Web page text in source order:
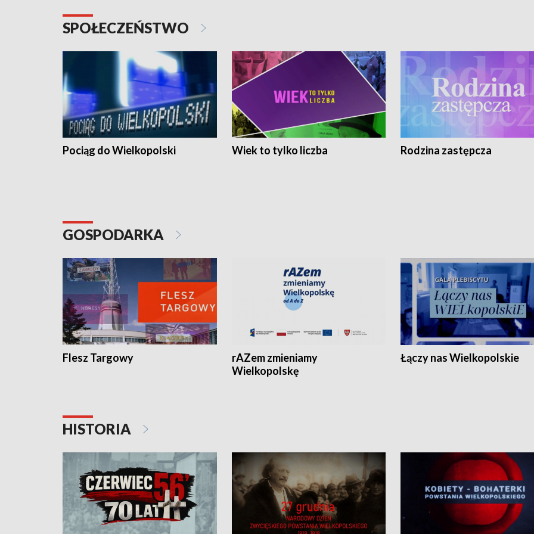
SPOŁECZEŃSTWO
Pociąg do Wielkopolski Wiek to tylko liczba Rodzina zastępcza
GOSPODARKA
Flesz Targowy
rAZem zmieniamy
Wielkopolskę
Łączy nas Wielkopolskie
HISTORIA